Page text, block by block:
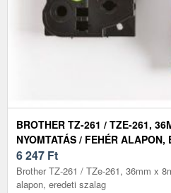
BROTHER TZ-261 / TZE-261,
NYOMTATÁS / FEHÉR ALAPON,
6 247 Ft
Brother TZ-261 / TZe-261, 36mm x
alapon, eredeti szalag